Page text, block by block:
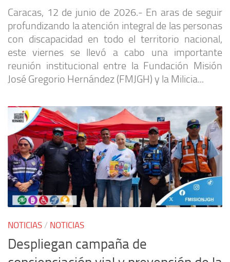
Caracas, 12 de junio de 2026.- En aras de seguir
profundizando la atención integral de las personas
con discapacidad en todo el territorio nacional,
este viernes se llevó a cabo una importante
reunión institucional entre la Fundación Misión
José Gregorio Hernández (FMJGH) y la Milicia...
NOTICIAS / NOTICIAS
Despliegan campaña de